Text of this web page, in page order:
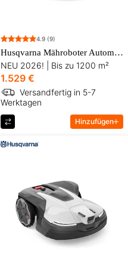
4.9 (9)
Husqvarna Mähroboter Automower® 312V NERA
NEU 2026! | Bis zu 1200 m²
1.529 €
Versandfertig in 5-7
Werktagen
Hinzufügen